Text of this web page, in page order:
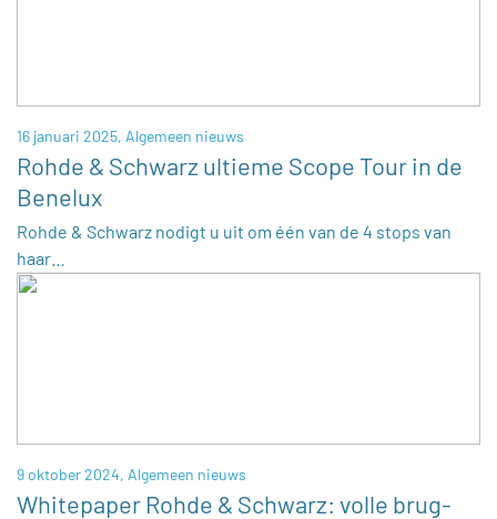
16 januari 2025, Algemeen nieuws
Rohde & Schwarz ultieme Scope Tour in de
Benelux
Rohde & Schwarz nodigt u uit om één van de 4 stops van
haar…
9 oktober 2024, Algemeen nieuws
Whitepaper Rohde & Schwarz: volle brug-